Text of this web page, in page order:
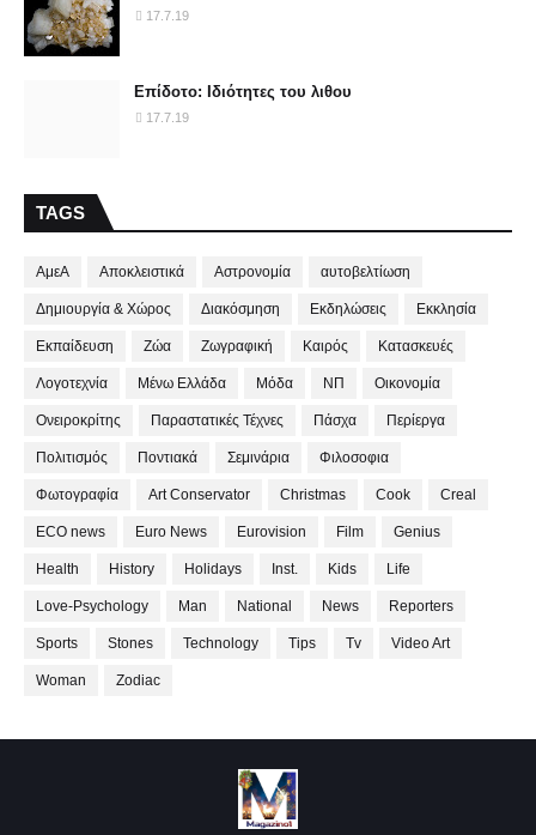
17.7.19
Επίδοτο: Ιδιότητες του λιθου
17.7.19
TAGS
ΑμεΑ Αποκλειστικά Αστρονομία αυτοβελτίωση
Δημιουργία & Χώρος Διακόσμηση Εκδηλώσεις Εκκλησία
Εκπαίδευση Ζώα Ζωγραφική Καιρός Κατασκευές
Λογοτεχνία Μένω Ελλάδα Μόδα ΝΠ Οικονομία
Ονειροκρίτης Παραστατικές Τέχνες Πάσχα Περίεργα
Πολιτισμός Ποντιακά Σεμινάρια Φιλοσοφια
Φωτογραφία Art Conservator Christmas Cook Creal
ECO news Euro News Eurovision Film Genius
Health History Holidays Inst. Kids Life
Love-Psychology Man National News Reporters
Sports Stones Technology Tips Tv Video Art
Woman Zodiac